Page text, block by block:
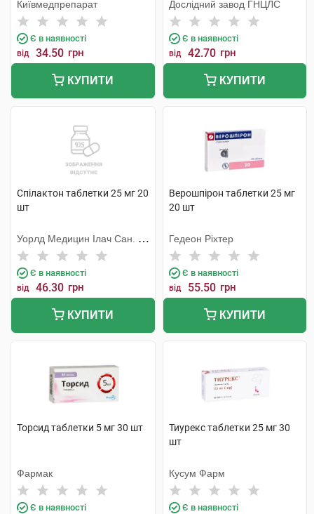
Київмедпрепарат
Є в наявності
від 34.50 грн
КУПИТИ
Дослідний завод ГНЦЛС
Є в наявності
від 42.70 грн
КУПИТИ
Спілактон таблетки 25 мг 20
шт
Уорлд Медицин Ілач Сан. Ве
Тідж
Є в наявності
від 46.30 грн
КУПИТИ
Верошпірон таблетки 25 мг
20 шт
Гедеон Ріхтер
Є в наявності
від 55.50 грн
КУПИТИ
Торсид таблетки 5 мг 30 шт
Фармак
Є в наявності
Тиурекс таблетки 25 мг 30
шт
Кусум Фарм
Є в наявності